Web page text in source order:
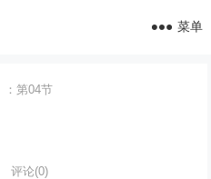
菜单
：第04节
评论(0)